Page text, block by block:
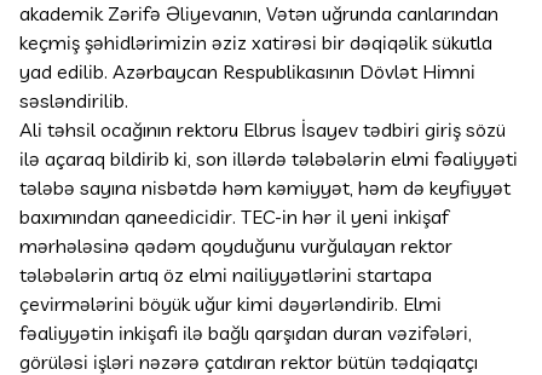
akademik Zərifə Əliyevanın, Vətən uğrunda canlarından
keçmiş şəhidlərimizin əziz xatirəsi bir dəqiqəlik sükutla
yad edilib. Azərbaycan Respublikasının Dövlət Himni
səsləndirilib.
Ali təhsil ocağının rektoru Elbrus İsayev tədbiri giriş sözü
ilə açaraq bildirib ki, son illərdə tələbələrin elmi fəaliyyəti
tələbə sayına nisbətdə həm kəmiyyət, həm də keyfiyyət
baxımından qaneedicidir. TEC-in hər il yeni inkişaf
mərhələsinə qədəm qoyduğunu vurğulayan rektor
tələbələrin artıq öz elmi nailiyyətlərini startapa
çevirmələrini böyük uğur kimi dəyərləndirib. Elmi
fəaliyyətin inkişafı ilə bağlı qarşıdan duran vəzifələri,
görüləsi işləri nəzərə çatdıran rektor bütün tədqiqatçı